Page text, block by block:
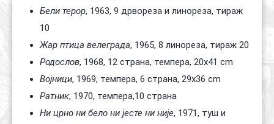
Бели терор, 1963, 9 дрвореза и линореза, тираж
10
Жар птица велеграда, 1965, 8 линореза, тираж 20
Родослов, 1968, 12 страна, темпера, 20x41 cm
Војници, 1969, темпера, 6 страна, 29x36 cm
Ратник, 1970, темпера,10 страна
Ни црно ни бело ни јесте ни није, 1971, туш и